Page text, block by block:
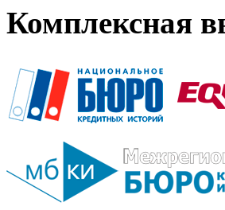
Комплексная